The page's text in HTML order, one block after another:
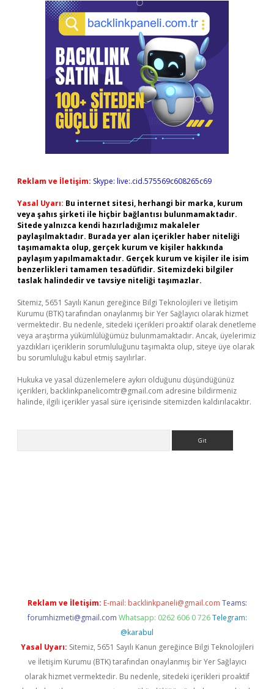
Reklam ve İletişim: Skype: live:.cid.575569c608265c69
Yasal Uyarı: Bu internet sitesi, herhangi bir marka, kurum
veya şahıs şirketi ile hiçbir bağlantısı bulunmamaktadır.
Sitede yalnızca kendi hazırladığımız makaleler
paylaşılmaktadır. Burada yer alan içerikler haber niteliği
taşımamakta olup, gerçek kurum ve kişiler hakkında
paylaşım yapılmamaktadır. Gerçek kurum ve kişiler ile isim
benzerlikleri tamamen tesadüfidir. Sitemizdeki bilgiler
taslak halindedir ve tavsiye niteliği taşımazlar.
Sitemiz, 5651 Sayılı Kanun gereğince Bilgi Teknolojileri ve İletişim
Kurumu (BTK) tarafından onaylanmış bir Yer Sağlayıcı olarak hizmet
vermektedir. Bu nedenle, sitedeki içerikleri proaktif olarak denetleme
veya araştırma yükümlülüğümüz bulunmamaktadır. Ancak, üyelerimiz
yazdıkları içeriklerin sorumluluğunu taşımakta olup, siteye üye olarak
bu sorumluluğu kabul etmiş sayılırlar.
Hukuka ve yasal düzenlemelere aykırı olduğunu düşündüğünüz
içerikleri, backlinkpanelicomtr@gmail.com adresine bildirmeniz
halinde, ilgili içerikler yasal süre içerisinde sitemizden kaldırılacaktır.
Reklam ve İletişim: E-mail: backlinkpaneli@gmail.com Teams:
forumhizmeti@gmail.com Whatsapp: 0262 606 0 726 Telegram:
@karabul
Yasal Uyarı: Sitemiz, 5651 Sayılı Kanun gereğince Bilgi Teknolojileri
ve İletişim Kurumu (BTK) tarafından onaylanmış bir Yer Sağlayıcı
olarak hizmet vermektedir. Bu nedenle, sitedeki içerikleri proaktif